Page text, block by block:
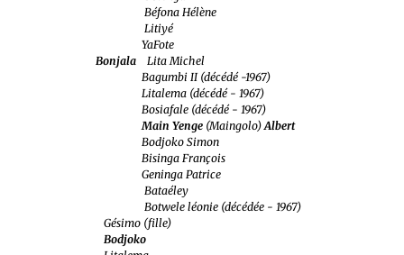
Béfona Hélène
Litiyé
YaFote
Bonjala Lita Michel
Bagumbi II (décédé -1967)
Litalema (décédé - 1967)
Bosiafale (décédé - 1967)
Main Yenge (Maingolo)Albert
Bodjoko Simon
Bisinga François
Geninga Patrice
Bataéley
Botwele léonie (décédée - 1967)
Gésimo (fille)
Bodjoko